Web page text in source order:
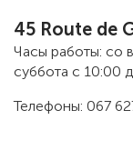
45 Route de
Часы работы: со
суббота с 10:00
Телефоны: 067